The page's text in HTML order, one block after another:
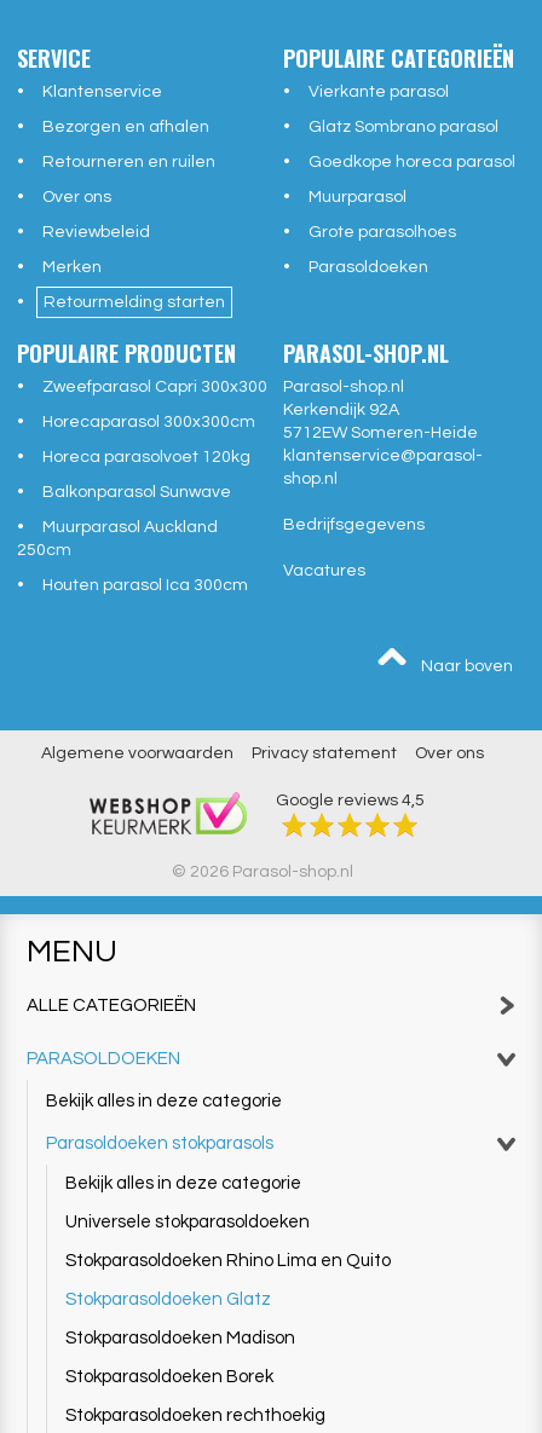
SERVICE
Klantenservice
Bezorgen en afhalen
Retourneren en ruilen
Over ons
Reviewbeleid
Merken
Retourmelding starten
POPULAIRE CATEGORIEËN
Vierkante parasol
Glatz Sombrano parasol
Goedkope horeca parasol
Muurparasol
Grote parasolhoes
Parasoldoeken
POPULAIRE PRODUCTEN
Zweefparasol Capri 300x300
Horecaparasol 300x300cm
Horeca parasolvoet 120kg
Balkonparasol Sunwave
Muurparasol Auckland
250cm
Houten parasol Ica 300cm
PARASOL-SHOP.NL
Parasol-shop.nl
Kerkendijk 92A
5712EW Someren-Heide
klantenservice@parasol-
shop.nl
Bedrijfsgegevens
Vacatures
Naar boven
Algemene voorwaarden Privacy statement Over ons
Google reviews 4,5
© 2026 Parasol-shop.nl
MENU
ALLE CATEGORIEËN
PARASOLDOEKEN
Bekijk alles in deze categorie
Parasoldoeken stokparasols
Bekijk alles in deze categorie
Universele stokparasoldoeken
Stokparasoldoeken Rhino Lima en Quito
Stokparasoldoeken Glatz
Stokparasoldoeken Madison
Stokparasoldoeken Borek
Stokparasoldoeken rechthoekig